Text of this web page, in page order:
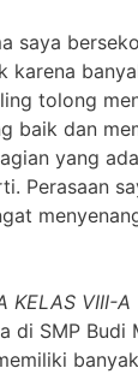
saya
karena
tolong
baik dan
yang
Perasaan
KELAS VIII-A
di SMP Budi